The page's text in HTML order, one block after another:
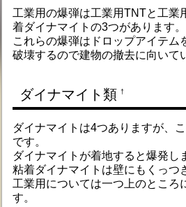
工業用の爆弾は工業用TNTと工業
着ダイナマイトの3つがあります。
これらの爆弾はドロップアイテム
破壊するので建物の撤去に向いて
ダイナマイト類 †
ダイナマイトは4つありますが、
です。
ダイナマイトが着地すると爆発し
粘着ダイナマイトは壁にもくっつ
工業用については一つ上のところ
す。